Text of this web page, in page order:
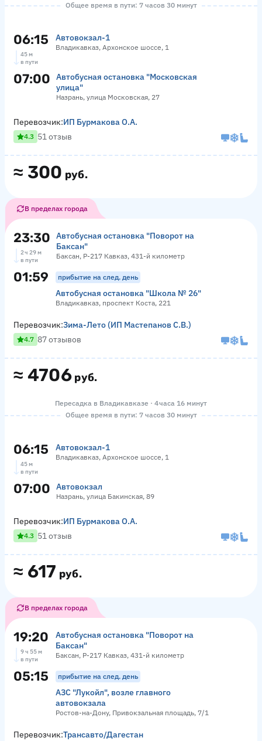
Общее время в пути: 7 часов 30 минут
06:15 Автовокзал-1
Владикавказ, Архонское шоссе, 1
45 м
в пути
07:00
Автобусная остановка "Московская
улица"
Назрань, улица Московская, 27
≈ 300 руб.
Перевозчик:ИП Бурмакова О.А.
4.3 51 отзыв
В пределах города
23:30
Автобусная остановка "Поворот на
Баксан"
Баксан, Р-217 Кавказ, 431-й километр
2 ч 29 м
в пути
01:59 прибытие на след. день
Автобусная остановка "Школа № 26"
Владикавказ, проспект Коста, 221
≈ 4706 руб.
Перевозчик:Зима-Лето (ИП Мастепанов С.В.)
4.7 87 отзывов
Пересадка в Владикавказе · 4 часа 16 минут
Общее время в пути: 7 часов 30 минут
06:15 Автовокзал-1
Владикавказ, Архонское шоссе, 1
45 м
в пути
07:00 Автовокзал
Назрань, улица Бакинская, 89
≈ 617 руб.
Перевозчик:ИП Бурмакова О.А.
4.3 51 отзыв
В пределах города
19:20
Автобусная остановка "Поворот на
Баксан"
Баксан, Р-217 Кавказ, 431-й километр
9 ч 55 м
в пути
05:15 прибытие на след. день
АЗС "Лукойл", возле главного
автовокзала
Ростов-на-Дону, Привокзальная площадь, 7/1
Перевозчик:Трансавто/Дагестан